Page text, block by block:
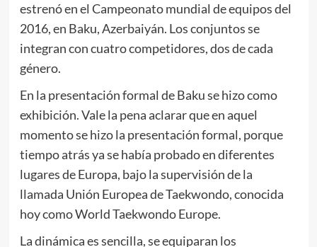
estrenó en el Campeonato mundial de equipos del
2016, en Baku, Azerbaiyán. Los conjuntos se
integran con cuatro competidores, dos de cada
género.
En la presentación formal de Baku se hizo como
exhibición. Vale la pena aclarar que en aquel
momento se hizo la presentación formal, porque
tiempo atrás ya se había probado en diferentes
lugares de Europa, bajo la supervisión de la
llamada Unión Europea de Taekwondo, conocida
hoy como World Taekwondo Europe.
La dinámica es sencilla, se equiparan los